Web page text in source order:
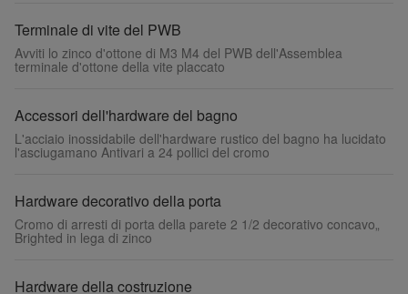
Terminale di vite del PWB
Avviti lo zinco d'ottone di M3 M4 del PWB dell'Assemblea
terminale d'ottone della vite placcato
Accessori dell'hardware del bagno
L'acciaio inossidabile dell'hardware rustico del bagno ha lucidato
l'asciugamano Antivari a 24 pollici del cromo
Hardware decorativo della porta
Cromo di arresti di porta della parete 2 1/2 decorativo concavo„
Brighted in lega di zinco
Hardware della costruzione